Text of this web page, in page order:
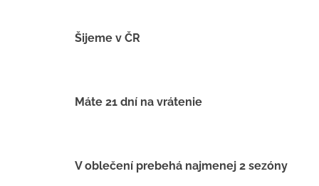
i
v
Šijeme v ČR
Máte 21 dní na vrátenie
V oblečení prebehá najmenej 2 sezóny